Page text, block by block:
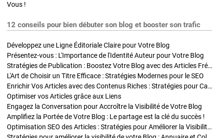
Vous !
12 conseils pour bien débuter son blog et booster son trafic
Développez une Ligne Éditoriale Claire pour Votre Blog
Présentez-vous : L'Importance de l'Identité Auteur pour Votre Blog
Stratégies de Publication : Boostez Votre Blog avec des Articles Fréquents et Exclusifs
L'Art de Choisir un Titre Efficace : Stratégies Modernes pour le SEO
Enrichir Vos Articles avec des Contenus Riches : Stratégies pour Captiver et Optimiser
Optimiser vos Articles grâce aux Liens
Engagez la Conversation pour Accroître la Visibilité de Votre Blog
Amplifiez la Portée de Votre Blog : Le partage est la clé du succès !
Optimisation SEO des Articles : Stratégies pour Améliorer la Visibilité de Votre Blog